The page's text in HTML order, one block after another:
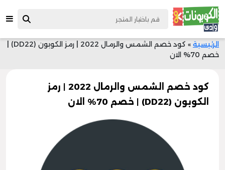
الرئيسية »
كود خصم الشمس والرمال 2022 | رمز الكوبون (DD22) |
خصم 70% الان
كود خصم الشمس والرمال 2022 | رمز
الكوبون (DD22) | خصم 70% الان